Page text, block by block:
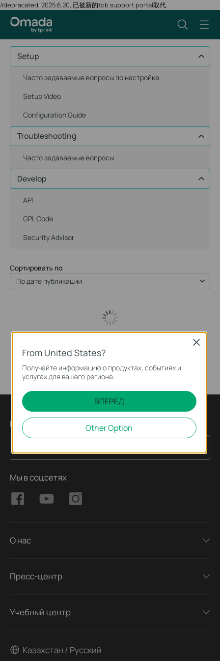
//depracated, 2025.6.20, 已被新的tob support portal取代
Setup
Часто задаваемые вопросы по настройке
Setup Video
Configuration Guide
Troubleshooting
Часто задаваемые вопросы
Develop
API
GPL Code
Security Advisor
Сортировать по
По дате публикации
Подпишитесь на рассылку
Мы в соцсетях
О нас
Пресс-центр
Учебный центр
Казахстан / Русский
From United States?
Получайте информацию о продуктах, событиях и
услугах для вашего региона.
ВПЕРЕД
Other Option
Close